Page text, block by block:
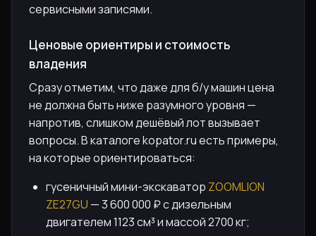
сервисными записями.
Ценовые ориентиры и стоимость
владения
Сразу отметим, что даже для б/у машин цена
не должна быть ниже разумного уровня —
напротив, слишком дешёвый лот вызывает
вопросы. В каталоге kopator.ru есть примеры,
на которые ориентироваться:
гусеничный мини-экскаватор ZOOMLION
ZE27GU — 3 600 000 ₽ с дизельным
двигателем 1123 см³ и массой 2700 кг;